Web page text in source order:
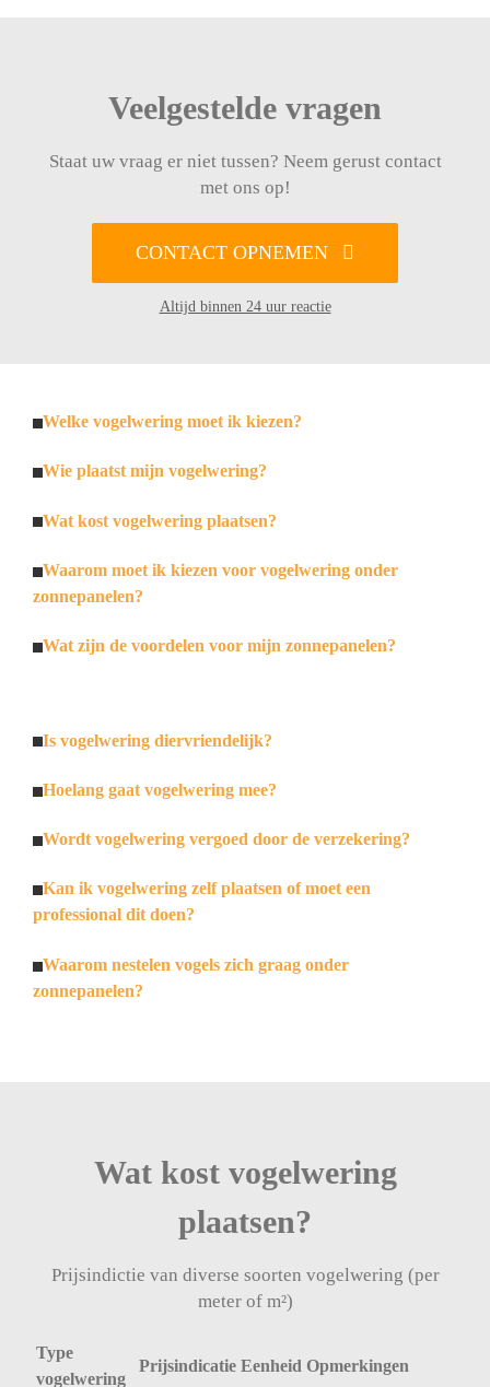
Veelgestelde vragen
Staat uw vraag er niet tussen? Neem gerust contact
met ons op!
CONTACT OPNEMEN
Altijd binnen 24 uur reactie
Welke vogelwering moet ik kiezen?
Wie plaatst mijn vogelwering?
Wat kost vogelwering plaatsen?
Waarom moet ik kiezen voor vogelwering onder
zonnepanelen?
Wat zijn de voordelen voor mijn zonnepanelen?
Is vogelwering diervriendelijk?
Hoelang gaat vogelwering mee?
Wordt vogelwering vergoed door de verzekering?
Kan ik vogelwering zelf plaatsen of moet een
professional dit doen?
Waarom nestelen vogels zich graag onder
zonnepanelen?
Wat kost vogelwering
plaatsen?
Prijsindictie van diverse soorten vogelwering (per
meter of m²)
Type
vogelwering
Prijsindicatie Eenheid Opmerkingen